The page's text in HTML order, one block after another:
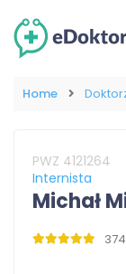
Home
PWZ 4121264
Internista
Michał